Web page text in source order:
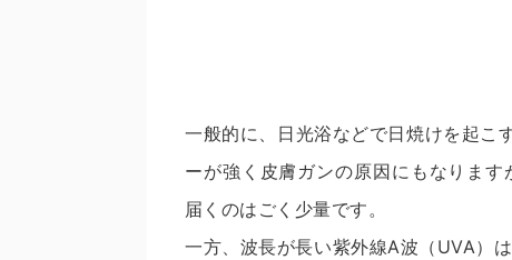
一般的に、日光浴などで日焼けを起こ
ーが強く皮膚ガンの原因にもなりま
届くのはごく少量です。
一方、波長が長い紫外線A波（UVA）